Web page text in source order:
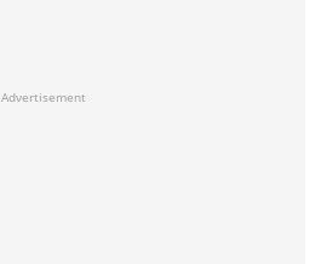
Advertisement